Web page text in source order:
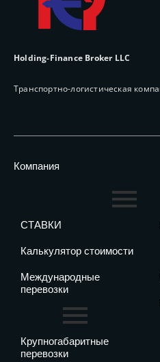
Holding-Finance Broker LLC
Транспортно-логистическая
Компания
СТАВКИ
Калькулятор стоимости
Международные
перевозки
Крупногабаритные
перевозки